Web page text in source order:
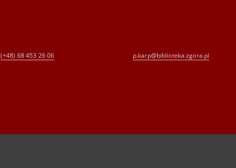
(+48) 68 453 26 06 p.karp@biblioteka.zgora.pl